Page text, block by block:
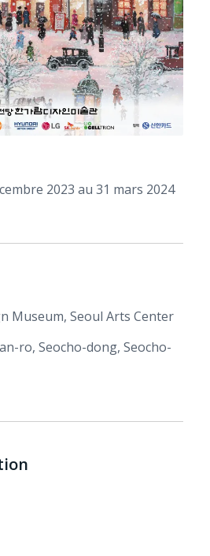
2023 au 31 mars 2024
Museum, Seoul Arts Center
ro, Seocho-dong, Seocho-